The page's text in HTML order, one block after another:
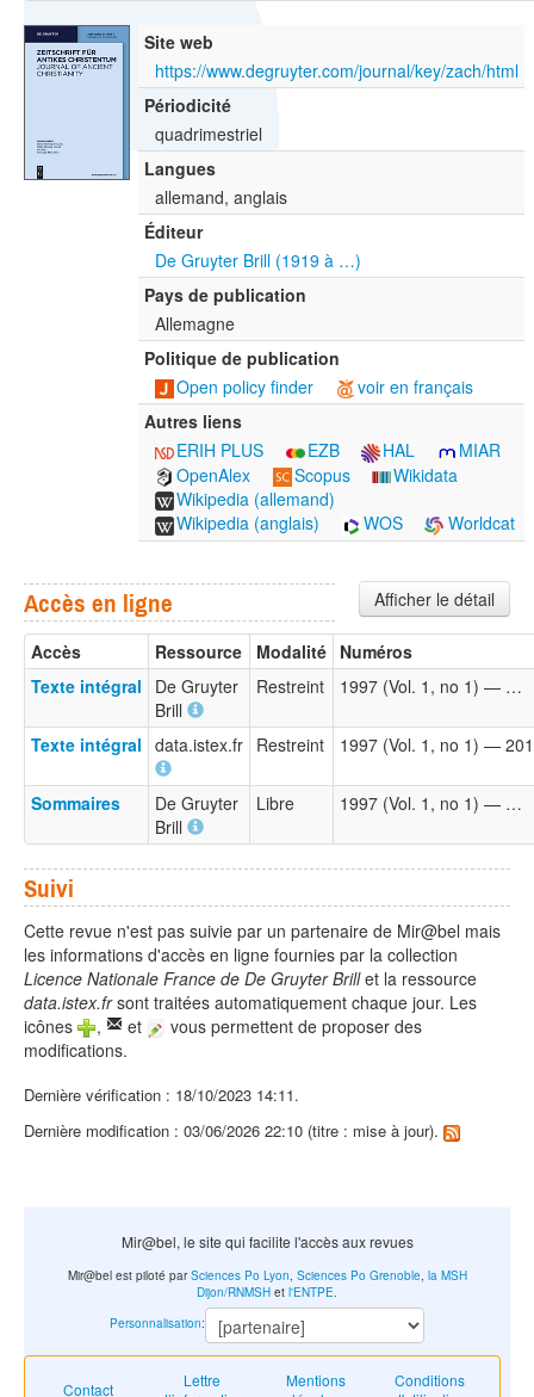
Site web
https://www.degruyter.com/journal/key/zach/html
Périodicité
quadrimestriel
Langues
allemand, anglais
Éditeur
De Gruyter Brill (1919 à …)
Pays de publication
Allemagne
Politique de publication
Open policy finder
voir en français
Autres liens
ERIH PLUS
EZB HAL
MIAR
OpenAlex
Scopus
Wikidata
Wikipedia (allemand)
Wikipedia (anglais)
WOS Worldcat
Afficher le détail
Accès en ligne
Accès Ressource Modalité Numéros
Texte intégral
De Gruyter
Brill
Restreint 1997 (Vol. 1, no 1) — …
Texte intégral data.istex.fr Restreint 1997 (Vol. 1, no 1) —
Sommaires
De Gruyter
Brill
Libre 1997 (Vol. 1, no 1) — …
Suivi
Cette revue n'est pas suivie par un partenaire de Mir@bel mais
les informations d'accès en ligne fournies par la collection
Licence Nationale France de De Gruyter Brillet la ressource
data.istex.frsont traitées automatiquement chaque jour. Les
icônes
, et
vous permettent de proposer des
modifications.
Dernière vérification : 18/10/2023 14:11.
Dernière modification : 03/06/2026 22:10 (titre : mise à jour).
Mir@bel, le site qui facilite l'accès aux revues
Contact
Lettre
Mentions
Conditions
Mir@bel est piloté parSciences Po Lyon, Sciences Po Grenoble, la MSH
Dijon/RNMSH et l'ENTPE.
Personnalisation: